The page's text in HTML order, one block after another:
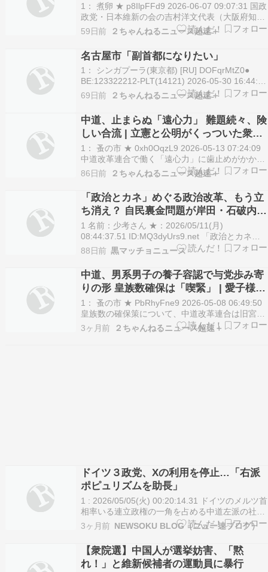
1： 煮卵 ★ p8IlpFFd9 2026-06-07 09:07:31 国政
政党・日本維新の会の吉村洋文代表（大阪府知
事）は6日、毎日新聞のインタビューに応じ、維
新の看板政策「大阪都構想」の3度目の住民投票
を目指すことにした理由について、昨年10月の連
立政権入りがきっかけにな…
59日前 ２ちゃんねるニュース超速＋
名古屋市「副首都になりたい」
1： シンガプーラ(東京都) [RU] DOFqrMtZ0●
BE:123322212-PLT(14121) 2026-05-30 16:44:20
sssp://img.5ch.io/ico/pc3.gif 副首都構想について
シリーズでお伝えしています。東京の一極集中が
進んでい…
69日前 ２ちゃんねるニュース超速＋
中道、止まらぬ「遠心力」 難題続々、険
しい合流 | 立憲と公明がくっついた衆院
選で大惨敗したんだから
1： 蚤の市 ★ 0xh0OqzL9 2026-05-13 07:24:09
中道改革連合で働く「遠心力」に歯止めがかから
ない。皇族数確保の議論を通じ、基本政策を巡る
考え方の溝が表面化。衆院選惨敗で募る不満も相
まって、結党の妥当性に改めて疑義が生じつつあ
る。憲法や安全保障などでも…
86日前 ２ちゃんねるニュース超速＋
「政治とカネ」めぐる政治改革、もう立
ち消え？ 自民裏金問題が岸田・石破内閣
を追い込んだが…高市内閣は
1 名前：少考さん ★：2026/05/11(月)
08:44:37.51 ID:MQ3dyUrs9.net 「政治とカネ」
めぐる政治改革、もう立ち消え？ 自民裏金問題が
岸田・石破内閣を追い込んだが…高市内閣は：東
京新聞デジタル 2026年5月11日 06時00分 有料会
員限定…
88日前 黒マッチョニュース
中道、男系男子の養子容認で与党歩み寄
りの形 皇族数確保は「喫緊」 | 愛子様が
天皇になれば良くね？
1： 蚤の市 ★ PbRhyFne9 2026-05-08 06:49:50
皇族数の確保策について、中道改革連合は旧宮家
の男系男子を養子として皇族に迎えることを容認
する方向を打ち出した。中道結成前の立憲民主党
3ヶ月前 ２ちゃんねるニュース超速＋
ドイツ３政党、Xの利用を停止…「右派
ポピュリズムを助長」
1 : 2026/05/05(火) 00:20:14.31 ドイツのメルツ首
相率いる連立政権の一角を占める中道左派の社会
民主党（SPD）と、野党の緑の党、左派党は4
日、X（旧ツイッター）を今後は利用しないと明
らかにした。... 【記事の続きを読む（NEWSOKU
BLOG）】
3ヶ月前 NEWSOKU BLOG（ニュー速ブログ）
【衆院選】中国人が選挙妨害、「黙
れ！」と維新候補者の運動員に暴行